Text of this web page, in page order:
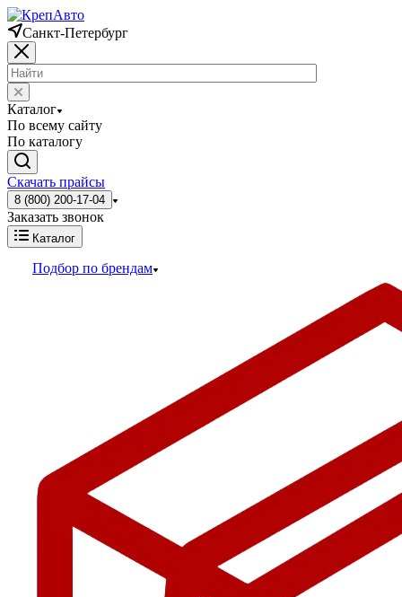
Санкт-Петербург
Каталог
По всему сайту
По каталогу
Скачать прайсы
8 (800) 200-17-04
Заказать звонок
Каталог
Подбор по брендам